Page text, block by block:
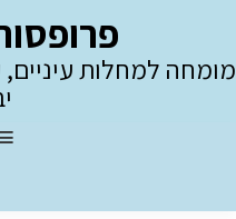
מומחה למחלות עיניים,